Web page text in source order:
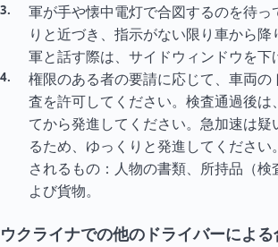
軍が手や懐中電灯で合図するのを待っ
りと近づき、指示がない限り車から降
軍と話す際は、サイドウィンドウを下
権限のある者の要請に応じて、車両の
査を許可してください。検査通過後は
てから発進してください。急加速は疑
るため、ゆっくりと発進してください
されるもの：人物の書類、所持品（
よび貨物。
ウクライナでの他のドライバーによ